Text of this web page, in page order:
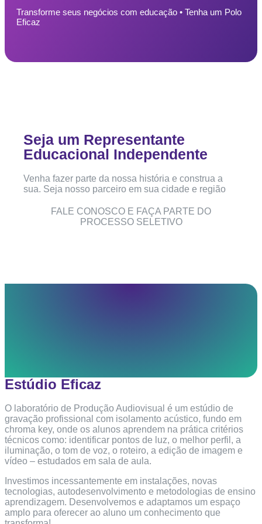
Transforme seus negócios com educação • Tenha um Polo
Eficaz
Seja um Representante
Educacional Independente
Venha fazer parte da nossa história e construa a
sua. Seja nosso parceiro em sua cidade e região
FALE CONOSCO E FAÇA PARTE DO
PROCESSO SELETIVO
Estúdio Eficaz
O laboratório de Produção Audiovisual é um estúdio de
gravação profissional com isolamento acústico, fundo em
chroma key, onde os alunos aprendem na prática critérios
técnicos como: identificar pontos de luz, o melhor perfil, a
iluminação, o tom de voz, o roteiro, a edição de imagem e
vídeo – estudados em sala de aula.
Investimos incessantemente em instalações, novas
tecnologias, autodesenvolvimento e metodologias de ensino
aprendizagem. Desenvolvemos e adaptamos um espaço
amplo para oferecer ao aluno um conhecimento que